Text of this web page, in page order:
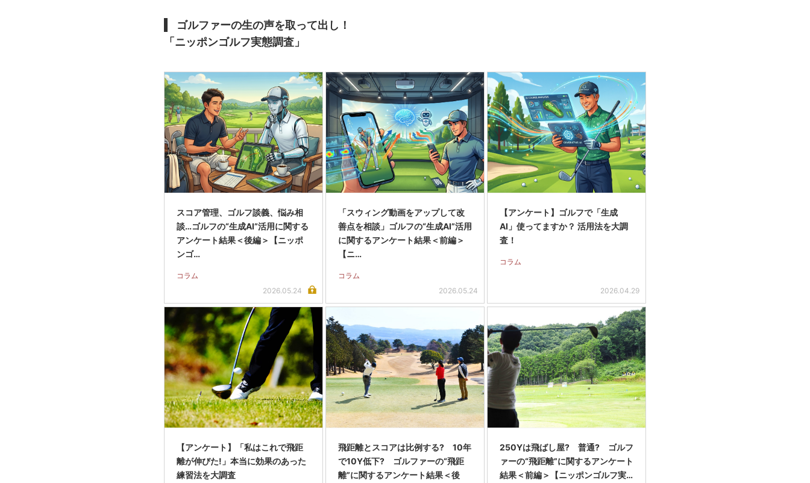
ゴルファーの生の声を取って出し！
「ニッポンゴルフ実態調査」
スコア管理、ゴルフ談義、悩み相
談…ゴルフの“生成AI”活用に関する
アンケート結果＜後編＞【ニッポ
ンゴ…
コラム
2026.05.24
「スウィング動画をアップして改
善点を相談」ゴルフの“生成AI”活用
に関するアンケート結果＜前編＞
【ニ…
コラム
2026.05.24
【アンケート】ゴルフで「生成
AI」使ってますか？ 活用法を大調
査！
コラム
2026.04.29
【アンケート】「私はこれで飛距
離が伸びた!」本当に効果のあった
練習法を大調査
飛距離とスコアは比例する? 10年
で10Y低下? ゴルファーの“飛距
離”に関するアンケート結果＜後
250Yは飛ばし屋? 普通? ゴルフ
ァーの“飛距離”に関するアンケート
結果＜前編＞【ニッポンゴルフ実…